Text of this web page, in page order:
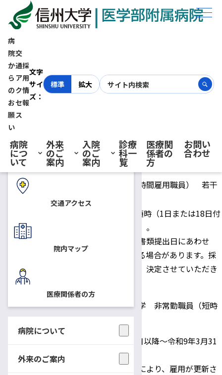
病
院
か
ら
の
お
願
い
交
通
ア
ク
セ
ス
採
用
情
報
文字
サイ
ズ：
標準 拡大
病院
につ
いて
外来
のご
案内
入院
のご
案内
診療
科一
覧
医療関
係者の
方
お問い
合わせ
ホーム
採用情報
薬剤部 臨時技能補佐員（短時間雇用職員）募集【締切：令和8年3月31
日(火)まで随時】
薬剤部 臨時技能補佐員（短時
間雇用職員）募集【締切：令和
8年3月31日(火)まで随時】
2026.03.04 技能補佐員
募集人員
臨時技能補佐員（短時間雇用職員） 若干
名
令和8年4月1日以降随時（1日または18日付
けの採用となります）。
※手続きの関係上、書類提出日にあわせ
て、採用日が前後する場合があります。採
用日は、ご相談の上、決定させていただき
国立大学法人信州大学 非常勤職員（短時
任期：令和8年4月1日以降～令和9年3月31
薬剤師の雇用状況等により、雇用が更新さ
入院・ご面会の方へ
交通アクセス
院内マップ
医療関係者の方
病院について
外来のご案内